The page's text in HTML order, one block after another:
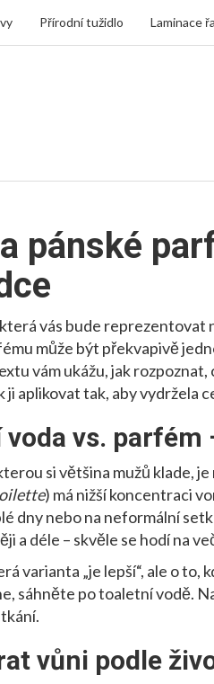
Přírodní tužidlo Laminace
pánské
vás bude reprezentovat
může být překvapivě
vám ukážu, jak
ji aplikovat tak, aby vydržela
vs. parfém
si většina mužů klade,
) má nižší koncentraci
dny nebo na neformální
a déle – skvěle se hodí na
varianta „je lepší“, ale o
sáhněte po toaletní vodě.
vůni podle